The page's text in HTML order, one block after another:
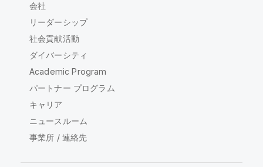
会社
リーダーシップ
社会貢献活動
ダイバーシティ
Academic Program
パートナー プログラム
キャリア
ニュースルーム
事業所 / 連絡先